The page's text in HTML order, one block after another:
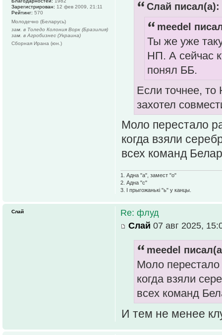
Слай писал(а):
meedel
Ты же уже
НП. А сейчас
понял ББ.
Если точнее,
захотел
Моло перестало
когда взяли
всех команд
1. Адна "а", замест "о"
2. Адна "с"
3. І прыгожанькі "ь" у канцы.
Зарегистрирован: 12 фев 2009, 21:11
Рейтинг: 570
Молодечно (Беларусь)
зам. в Толедо Колония Ворк (Бразилия)
зам. в Агробизнес (Украина)
Сборная Ирана (юн.)
Re: флуд
Слай 07 авг 2025,
meedel
Моло перестало
когда взяли
всех команд
И тем не менее
Слай